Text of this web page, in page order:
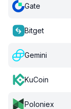
Gate
Bitget
Gemini
KuCoin
Poloniex